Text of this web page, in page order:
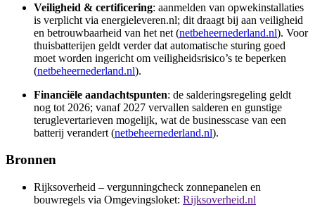
Veiligheid & certificering: aanmelden van opwekinstallaties
is verplicht via energieleveren.nl; dit draagt bij aan veiligheid
en betrouwbaarheid van het net (netbeheernederland.nl). Voor
thuisbatterijen geldt verder dat automatische sturing goed
moet worden ingericht om veiligheidsrisico’s te beperken
(netbeheernederland.nl).
Financiële aandachtspunten: de salderingsregeling geldt
nog tot 2026; vanaf 2027 vervallen salderen en gunstige
teruglevertarieven mogelijk, wat de businesscase van een
batterij verandert (netbeheernederland.nl).
Bronnen
Rijksoverheid – vergunningcheck zonnepanelen en
bouwregels via Omgevingsloket: Rijksoverheid.nl